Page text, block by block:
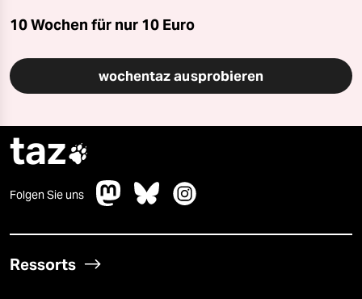
10 Wochen für nur 10 Euro
wochentaz ausprobieren
taz
Folgen Sie uns
Ressorts